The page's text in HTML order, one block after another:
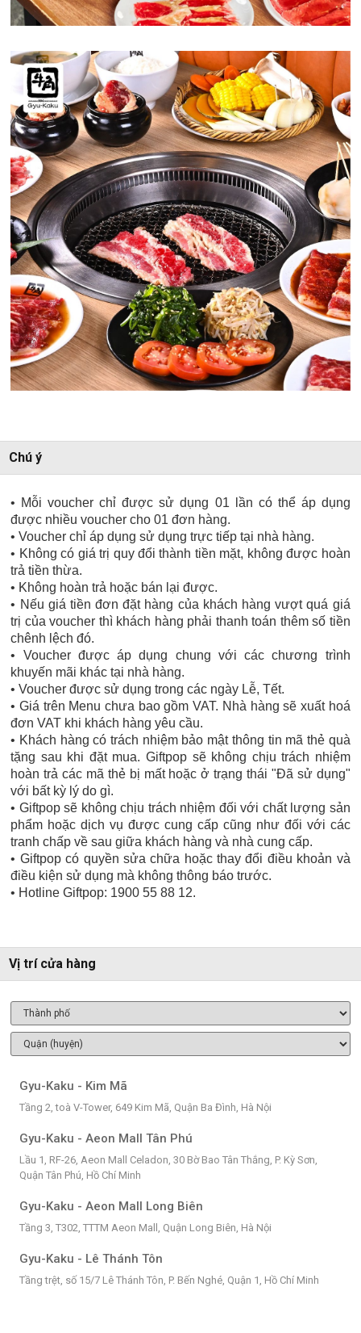
Chú ý
• Mỗi voucher chỉ được sử dụng 01 lần có thể áp dụng
được nhiều voucher cho 01 đơn hàng.
• Voucher chỉ áp dụng sử dụng trực tiếp tại nhà hàng.
• Không có giá trị quy đổi thành tiền mặt, không được hoàn
trả tiền thừa.
• Không hoàn trả hoặc bán lại được.
• Nếu giá tiền đơn đặt hàng của khách hàng vượt quá giá
trị của voucher thì khách hàng phải thanh toán thêm số tiền
chênh lệch đó.
• Voucher được áp dụng chung với các chương trình
khuyến mãi khác tại nhà hàng.
• Voucher được sử dụng trong các ngày Lễ, Tết.
• Giá trên Menu chưa bao gồm VAT. Nhà hàng sẽ xuất hoá
đơn VAT khi khách hàng yêu cầu.
• Khách hàng có trách nhiệm bảo mật thông tin mã thẻ quà
tặng sau khi đặt mua. Giftpop sẽ không chịu trách nhiệm
hoàn trả các mã thẻ bị mất hoặc ở trạng thái "Đã sử dụng"
với bất kỳ lý do gì.
• Giftpop sẽ không chịu trách nhiệm đối với chất lượng sản
phẩm hoặc dịch vụ được cung cấp cũng như đối với các
tranh chấp về sau giữa khách hàng và nhà cung cấp.
• Giftpop có quyền sửa chữa hoặc thay đổi điều khoản và
điều kiện sử dụng mà không thông báo trước.
• Hotline Giftpop: 1900 55 88 12.
Vị trí cửa hàng
Gyu-Kaku - Kim Mã
Tầng 2, toà V-Tower, 649 Kim Mã, Quận Ba Đình, Hà Nội
Gyu-Kaku - Aeon Mall Tân Phú
Lầu 1, RF-26, Aeon Mall Celadon, 30 Bờ Bao Tân Thắng, P. Kỳ Sơn,
Quận Tân Phú, Hồ Chí Minh
Gyu-Kaku - Aeon Mall Long Biên
Tầng 3, T302, TTTM Aeon Mall, Quận Long Biên, Hà Nội
Gyu-Kaku - Lê Thánh Tôn
Tầng trệt, số 15/7 Lê Thánh Tôn, P. Bến Nghé, Quận 1, Hồ Chí Minh